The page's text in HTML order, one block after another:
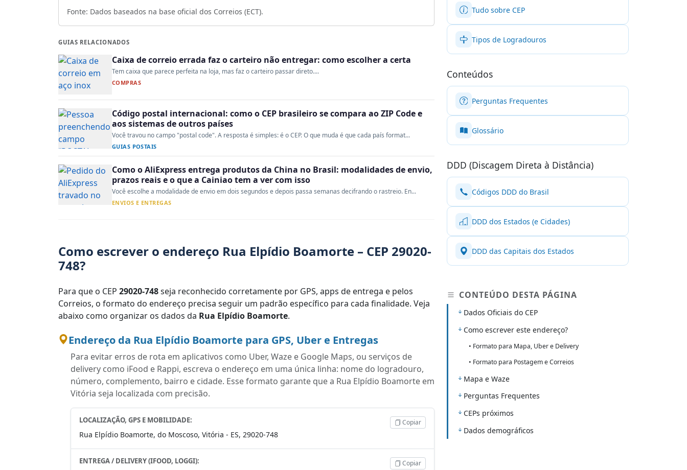
Fonte: Dados baseados na base oficial dos Correios (ECT).
GUIAS RELACIONADOS
Caixa de correio errada faz o carteiro não entregar: como escolher a certa
Tem caixa que parece perfeita na loja, mas faz o carteiro passar direto....
COMPRAS
Código postal internacional: como o CEP brasileiro se compara ao ZIP Code e
aos sistemas de outros países
Você travou no campo "postal code". A resposta é simples: é o CEP. O que muda é que cada país format...
GUIAS POSTAIS
Como o AliExpress entrega produtos da China no Brasil: modalidades de envio,
prazos reais e o que a Cainiao tem a ver com isso
Você escolhe a modalidade de envio em dois segundos e depois passa semanas decifrando o rastreio. En...
ENVIOS E ENTREGAS
Como escrever o endereço Rua Elpídio Boamorte – CEP 29020-
748?
Para que o CEP 29020-748seja reconhecido corretamente por GPS, apps de entrega e pelos
Correios, o formato do endereço precisa seguir um padrão específico para cada finalidade. Veja
abaixo como organizar os dados da Rua Elpídio Boamorte.
Endereço da Rua Elpídio Boamorte para GPS, Uber e Entregas
Para evitar erros de rota em aplicativos como Uber, Waze e Google Maps, ou serviços de
delivery como iFood e Rappi, escreva o endereço em uma única linha: nome do logradouro,
número, complemento, bairro e cidade. Esse formato garante que a Rua Elpídio Boamorte em
Vitória seja localizada com precisão.
LOCALIZAÇÃO, GPS E MOBILIDADE:
Rua Elpídio Boamorte, do Moscoso, Vitória - ES, 29020-748
Copiar
ENTREGA / DELIVERY (IFOOD, LOGGI): Copiar
Tudo sobre CEP
Tipos de Logradouros
Conteúdos
Perguntas Frequentes
Glossário
DDD (Discagem Direta à Distância)
Códigos DDD do Brasil
DDD dos Estados (e Cidades)
DDD das Capitais dos Estados
CONTEÚDO DESTA PÁGINA
Dados Oficiais do CEP
Como escrever este endereço?
• Formato para Mapa, Uber e Delivery
• Formato para Postagem e Correios
Mapa e Waze
Perguntas Frequentes
CEPs próximos
Dados demográficos